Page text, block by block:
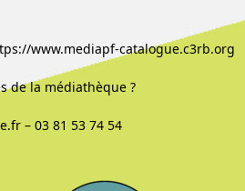
www.mediapf-catalogue.c3rb.org
de la médiathèque ?
– 03 81 53 74 54